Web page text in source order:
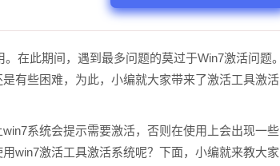
在此期间，遇到最多问题的莫过于Win7激活问题。
有些困难，为此，小编就大家带来了激活工具激活
系统会提示需要激活，否则在使用上会出现一些
win7激活工具激活系统呢？下面，小编就来教大家